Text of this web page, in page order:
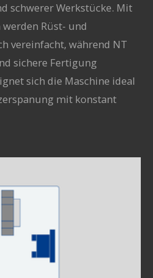
schwerer Werkstücke. Mit
Rüst- und
vereinfacht, während NT
sichere Fertigung
sich die Maschine ideal
mit konstant